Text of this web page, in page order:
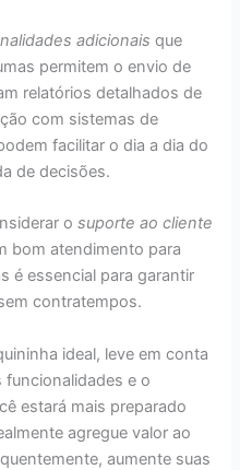
adicionais que
permitem o envio de
relatórios detalhados de
com sistemas de
facilitar o dia a dia do
de decisões.
osuporte ao cliente
bom atendimento para
é essencial para garantir
contratempos.
ideal, leve em conta
e o
estará mais preparado
agregue valor ao
aumente suas